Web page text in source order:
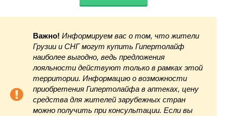
Важно! Информируем вас о том, что жители
Грузии и СНГ могут купить Гипертолайф
наиболее выгодно, ведь предложения
лояльности действуют только в рамках этой
территории. Информацию о возможности
приобретения Гипертолайфа в аптеках, цену
средства для жителей зарубежных стран
можно получить при консультации. Если вы